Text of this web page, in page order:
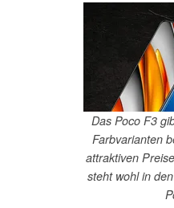
Das Poco F3
Farbvarianten
attraktiven
steht wohl in